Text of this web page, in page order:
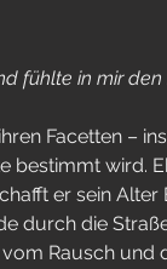
fühlte in mir
Facetten –
bestimmt wird.
er sein Alter
durch die
Rausch und